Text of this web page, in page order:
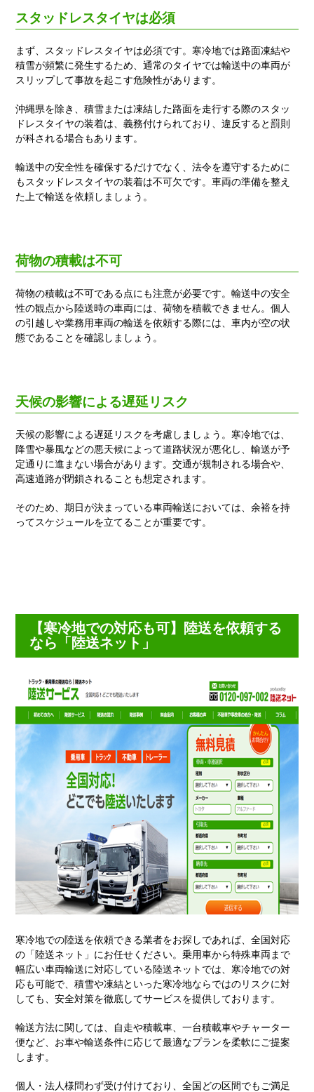
スタッドレスタイヤは必須
まず、スタッドレスタイヤは必須です。寒冷地では路面凍結や
積雪が頻繁に発生するため、通常のタイヤでは輸送中の車両が
スリップして事故を起こす危険性があります。
沖縄県を除き、積雪または凍結した路面を走行する際のスタッ
ドレスタイヤの装着は、義務付けられており、違反すると罰則
が科される場合もあります。
輸送中の安全性を確保するだけでなく、法令を遵守するために
もスタッドレスタイヤの装着は不可欠です。車両の準備を整え
た上で輸送を依頼しましょう。
荷物の積載は不可
荷物の積載は不可である点にも注意が必要です。輸送中の安全
性の観点から陸送時の車両には、荷物を積載できません。個人
の引越しや業務用車両の輸送を依頼する際には、車内が空の状
態であることを確認しましょう。
天候の影響による遅延リスク
天候の影響による遅延リスクを考慮しましょう。寒冷地では、
降雪や暴風などの悪天候によって道路状況が悪化し、輸送が予
定通りに進まない場合があります。交通が規制される場合や、
高速道路が閉鎖されることも想定されます。
そのため、期日が決まっている車両輸送においては、余裕を持
ってスケジュールを立てることが重要です。
【寒冷地での対応も可】陸送を依頼する
なら「陸送ネット」
寒冷地での陸送を依頼できる業者をお探しであれば、全国対応
の「陸送ネット」にお任せください。乗用車から特殊車両まで
幅広い車両輸送に対応している陸送ネットでは、寒冷地での対
応も可能で、積雪や凍結といった寒冷地ならではのリスクに対
しても、安全対策を徹底してサービスを提供しております。
輸送方法に関しては、自走や積載車、一台積載車やチャーター
便など、お車や輸送条件に応じて最適なプランを柔軟にご提案
します。
個人・法人様問わず受け付けており、全国どの区間でもご満足